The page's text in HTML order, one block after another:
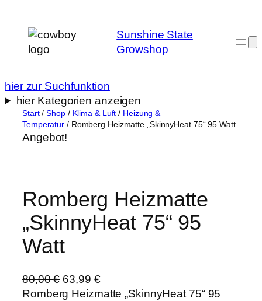
Inhalt
springen
Sunshine State
Growshop
hier zur Suchfunktion
hier Kategorien anzeigen
Start/Shop/ Klima & Luft / Heizung &
Temperatur / Romberg Heizmatte „SkinnyHeat 75“ 95 Watt
Angebot!
Romberg Heizmatte
„SkinnyHeat 75“ 95
Watt
80,00€ U
r
63,99 €A
k
Romberg Heizmatte „SkinnyHeat 75“ 95